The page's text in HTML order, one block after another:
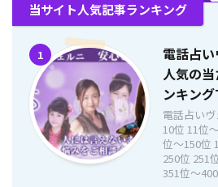
当サイト人気記事ランキング
1
電話占
人気の
ンキン
電話占い
10位 11位
位〜150位
250位 251
351位〜